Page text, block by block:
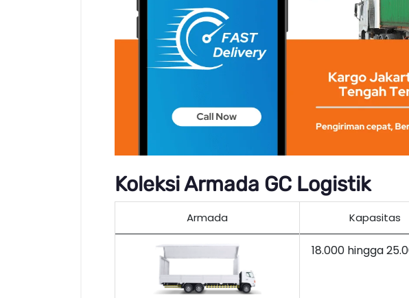
Koleksi Armada GC Logistik
Armada Kapasitas
18.000 hingga